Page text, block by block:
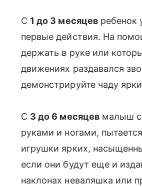
С 1 до 3 месяцевребенок
первые действия. На
держать в руке или
движениях раздавался
демонстрируйте чаду
С 3 до 6 месяцевмалыш
руками и ногами,
игрушки ярких,
если они будут еще и
наклонах неваляшка или